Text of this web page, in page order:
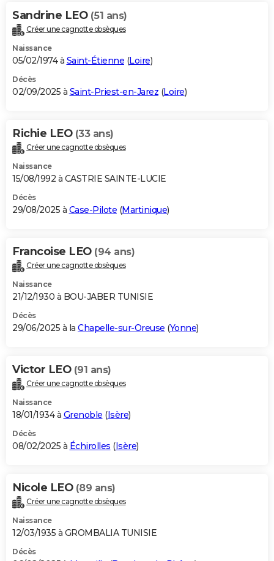
Sandrine LEO (51 ans)
Créer une cagnotte obsèques
Naissance
05/02/1974 à Saint-Étienne (Loire)
Décès
02/09/2025 à Saint-Priest-en-Jarez (Loire)
Richie LEO (33 ans)
Créer une cagnotte obsèques
Naissance
15/08/1992 à CASTRIE SAINTE-LUCIE
Décès
29/08/2025 à Case-Pilote (Martinique)
Francoise LEO (94 ans)
Créer une cagnotte obsèques
Naissance
21/12/1930 à BOU-JABER TUNISIE
Décès
29/06/2025 à la Chapelle-sur-Oreuse (Yonne)
Victor LEO (91 ans)
Créer une cagnotte obsèques
Naissance
18/01/1934 à Grenoble (Isère)
Décès
08/02/2025 à Échirolles (Isère)
Nicole LEO (89 ans)
Créer une cagnotte obsèques
Naissance
12/03/1935 à GROMBALIA TUNISIE
Décès